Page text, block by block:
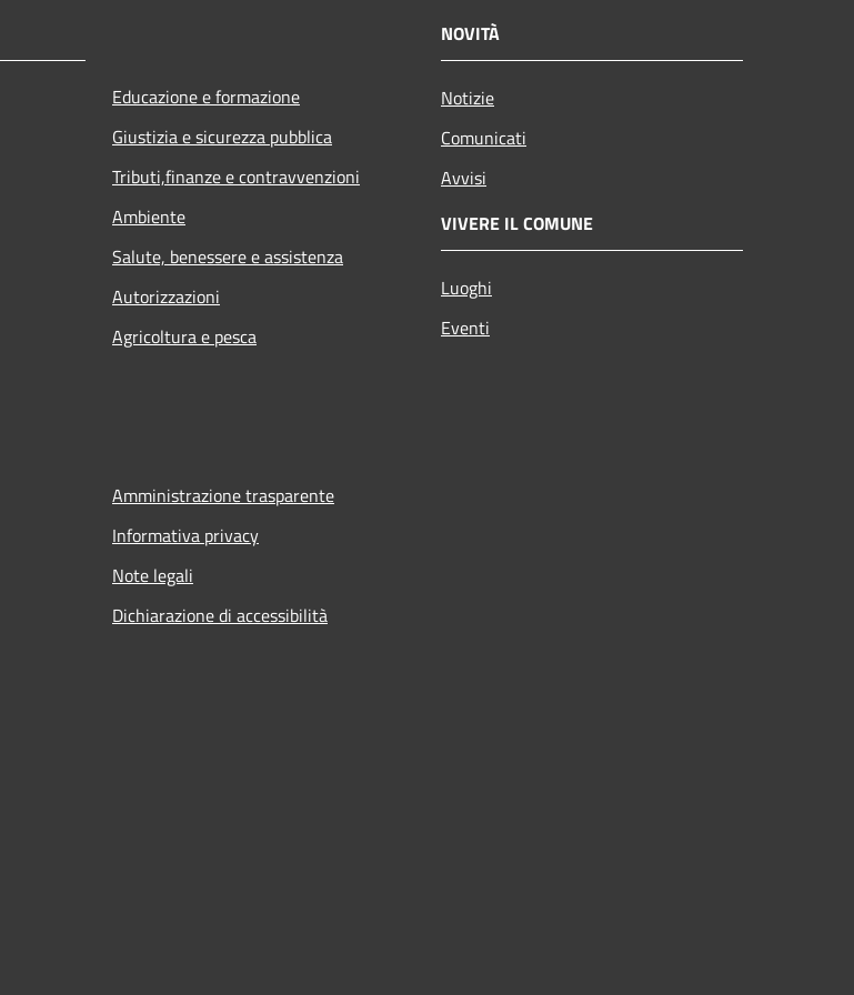
Educazione e formazione
Giustizia e sicurezza pubblica
Tributi,finanze e contravvenzioni
Ambiente
Salute, benessere e assistenza
Autorizzazioni
Agricoltura e pesca
NOVITÀ
Notizie
Comunicati
Avvisi
VIVERE IL COMUNE
Luoghi
Eventi
Amministrazione trasparente
Informativa privacy
Note legali
Dichiarazione di accessibilità